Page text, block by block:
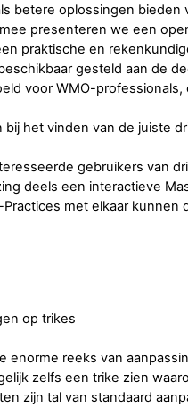
betere oplossingen bieden
presenteren we een
praktische en
gesteld aan de
voor WMO-
bij het vinden van de juiste
gebruikers van
deels een interactieve
met elkaar kunnen
op trikes
enorme reeks van
zelfs een trike zien
zijn tal van standaard